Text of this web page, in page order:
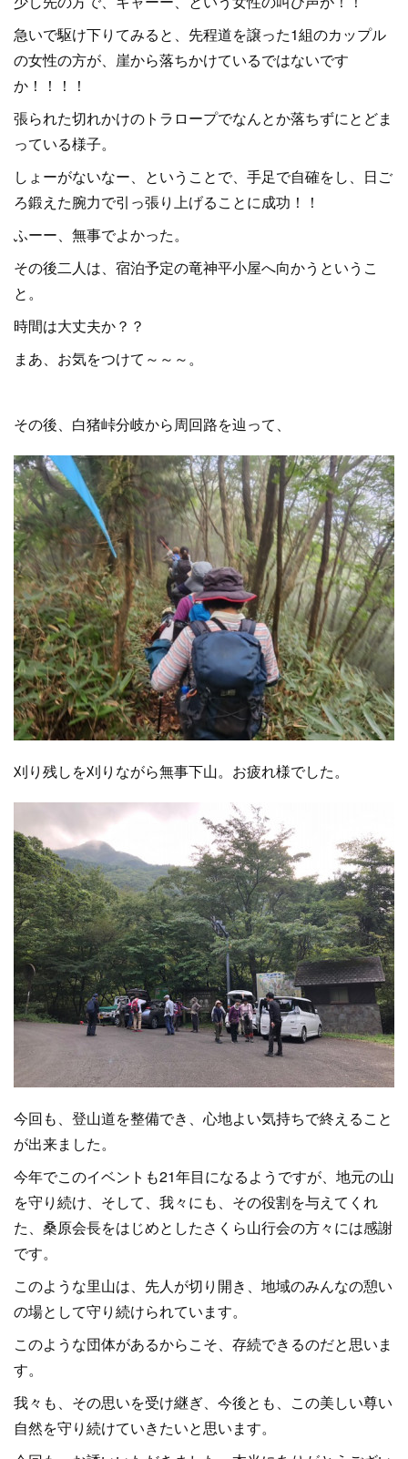
急いで駆け下りてみると、先程道を譲った1組のカップル
の女性の方が、崖から落ちかけているではないです
か！！！！
張られた切れかけのトラロープでなんとか落ちずにとどま
っている様子。
しょーがないなー、ということで、手足で自確をし、日ご
ろ鍛えた腕力で引っ張り上げることに成功！！
ふーー、無事でよかった。
その後二人は、宿泊予定の竜神平小屋へ向かうというこ
と。
時間は大丈夫か？？
まあ、お気をつけて～～～。
その後、白猪峠分岐から周回路を辿って、
刈り残しを刈りながら無事下山。お疲れ様でした。
今回も、登山道を整備でき、心地よい気持ちで終えること
が出来ました。
今年でこのイベントも21年目になるようですが、地元の山
を守り続け、そして、我々にも、その役割を与えてくれ
た、桑原会長をはじめとしたさくら山行会の方々には感謝
です。
このような里山は、先人が切り開き、地域のみんなの憩い
の場として守り続けられています。
このような団体があるからこそ、存続できるのだと思いま
す。
我々も、その思いを受け継ぎ、今後とも、この美しい尊い
自然を守り続けていきたいと思います。